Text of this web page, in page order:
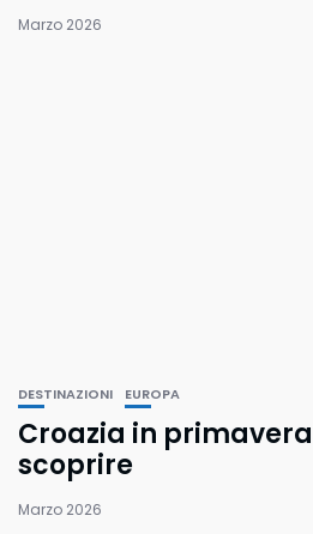
Marzo 2026
DESTINAZIONI EUROPA
Croazia in
scoprire
Marzo 2026